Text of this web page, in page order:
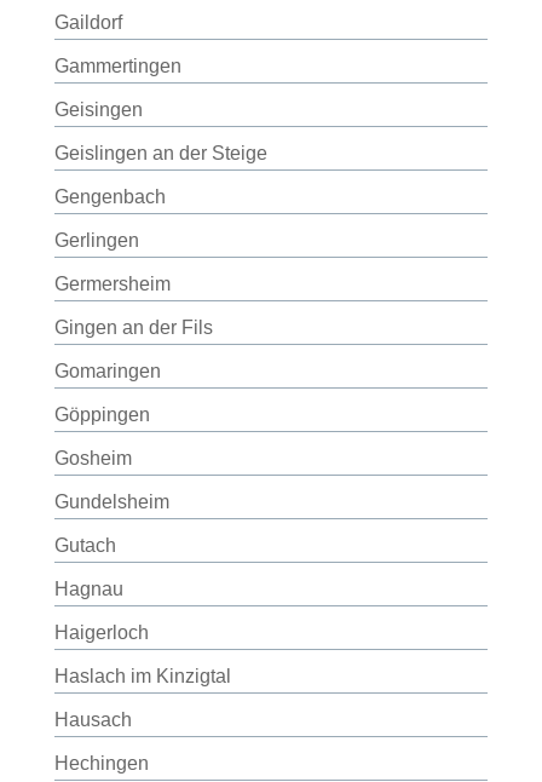
Gaildorf
Gammertingen
Geisingen
Geislingen an der Steige
Gengenbach
Gerlingen
Germersheim
Gingen an der Fils
Gomaringen
Göppingen
Gosheim
Gundelsheim
Gutach
Hagnau
Haigerloch
Haslach im Kinzigtal
Hausach
Hechingen